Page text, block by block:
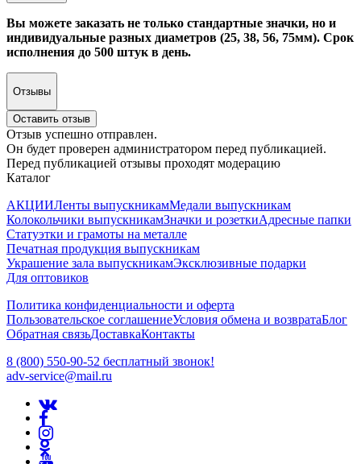
Вы можете заказать не только стандартные значки, но и
индивидуальные разных диаметров (25, 38, 56, 75мм). Срок
исполнения до 500 штук в день.
Отзывы
Оставить отзыв
Отзыв успешно отправлен.
Он будет проверен администратором перед публикацией.
Перед публикацией отзывы проходят модерацию
Каталог
АКЦИИЛенты выпускникамМедали выпускникам
Колокольчики выпускникамЗначки и розеткиАдресные папки
Статуэтки и грамоты на металле
Печатная продукция выпускникам
Украшение зала выпускникамЭксклюзивные подарки
Для оптовиков
Политика конфиденциальности и оферта
Пользовательское соглашениеУсловия обмена и возвратаБлог
Обратная связьДоставкаКонтакты
8 (800) 550-90-52 бесплатный звонок!
adv-service@mail.ru